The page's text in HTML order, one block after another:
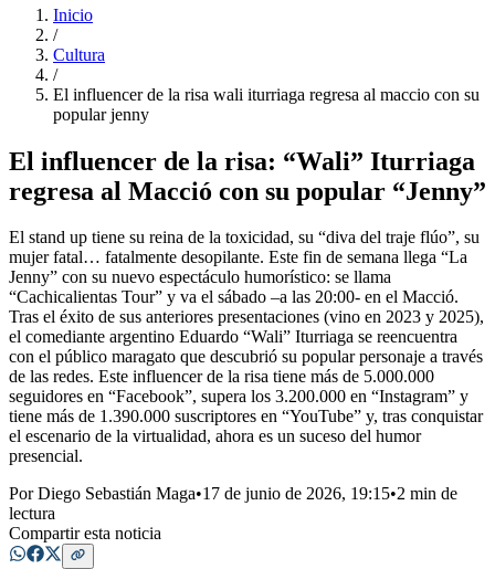
Inicio
/
Cultura
/
El influencer de la risa wali iturriaga regresa al maccio con su
popular jenny
El influencer de la risa: “Wali” Iturriaga
regresa al Macció con su popular “Jenny”
El stand up tiene su reina de la toxicidad, su “diva del traje flúo”, su
mujer fatal… fatalmente desopilante. Este fin de semana llega “La
Jenny” con su nuevo espectáculo humorístico: se llama
“Cachicalientas Tour” y va el sábado –a las 20:00- en el Macció.
Tras el éxito de sus anteriores presentaciones (vino en 2023 y 2025),
el comediante argentino Eduardo “Wali” Iturriaga se reencuentra
con el público maragato que descubrió su popular personaje a través
de las redes. Este influencer de la risa tiene más de 5.000.000
seguidores en “Facebook”, supera los 3.200.000 en “Instagram” y
tiene más de 1.390.000 suscriptores en “YouTube” y, tras conquistar
el escenario de la virtualidad, ahora es un suceso del humor
presencial.
PorDiego Sebastián Maga•17 de junio de 2026, 19:15•2 min de
lectura
Compartir esta noticia